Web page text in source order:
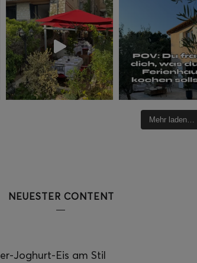
Mehr laden…
NEUESTER CONTENT
Joghurt-Eis am Stil